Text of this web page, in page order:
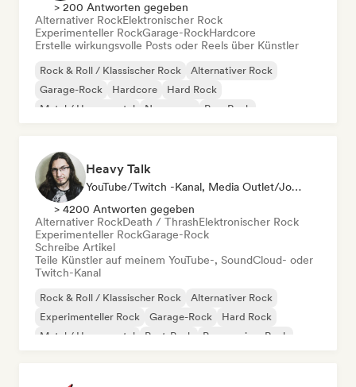
> 200 Antworten gegeben
Alternativer RockElektronischer Rock
Experimenteller RockGarage-RockHardcore
Erstelle wirkungsvolle Posts oder Reels über Künstler
Rock & Roll / Klassischer Rock
Alternativer Rock
Garage-Rock
Hardcore
Hard Rock
Metal / Heavy metal
New wave Pop-Rock
Heavy Talk
YouTube/Twitch -Kanal, Media Outlet/Journalist
> 4200 Antworten gegeben
Alternativer RockDeath / ThrashElektronischer Rock
Experimenteller RockGarage-Rock
Schreibe Artikel
Teile Künstler auf meinem YouTube-, SoundCloud- oder
Twitch-Kanal
Rock & Roll / Klassischer Rock
Alternativer Rock
Experimenteller Rock
Garage-Rock
Hard Rock
Metal / Heavy metal
Post-Punk Progressiver Rock